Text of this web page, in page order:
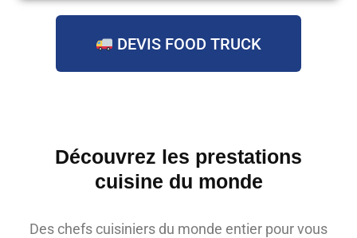
DEVIS FOOD TRUCK
Découvrez les prestations
cuisine du monde
Des chefs cuisiniers du monde entier pour vous